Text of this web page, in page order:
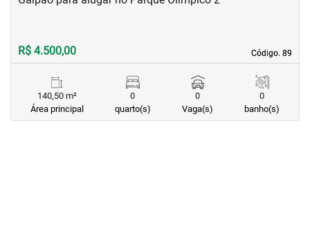
Código. 89
Código. 89
R$ 4.500,00
140,50 m²
Área principal
0
quarto(s)
0
Vaga(s)
0
banho(s)